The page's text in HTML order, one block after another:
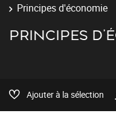
Principes d'économie
PRINCIPES
Ajouter à la sélection